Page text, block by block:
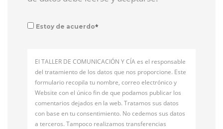
Estoy de acuerdo*
El TALLER DE COMUNICACIÓN Y CÍA es el responsable
del tratamiento de los datos que nos proporcione. Este
formulario recopila tu nombre, correo electrónico y
Website con el único fin de que podamos publicar los
comentarios dejados en la web. Tratamos sus datos
con base en tu consentimiento. No cedemos sus datos
a terceros. Tampoco realizamos transferencias